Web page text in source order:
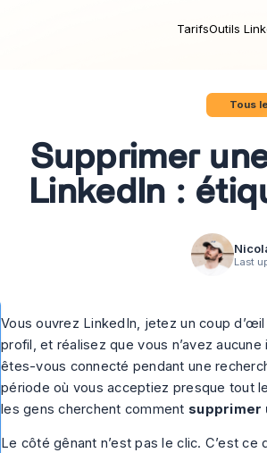
TarifsOutils
Tous
Supprimer
LinkedIn :
Last
Vous ouvrez LinkedIn, jetez un coup
profil, et réalisez que vous n’avez
êtes-vous connecté pendant une
période où vous acceptiez presque tout
les gens cherchent comment supprimer
Le côté gênant n’est pas le clic. C’est